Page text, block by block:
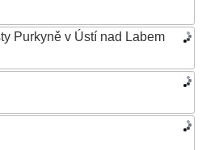
Purkyně v Ústí nad Labem